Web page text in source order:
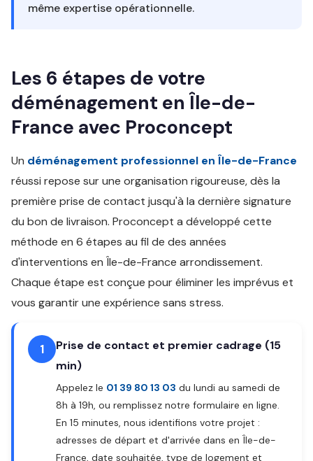
même expertise opérationnelle.
Les 6 étapes de votre
déménagement en Île-de-
France avec Proconcept
Un déménagement professionnel en Île-de-France
réussi repose sur une organisation rigoureuse, dès la
première prise de contact jusqu'à la dernière signature
du bon de livraison. Proconcept a développé cette
méthode en 6 étapes au fil de des années
d'interventions en Île-de-France arrondissement.
Chaque étape est conçue pour éliminer les imprévus et
vous garantir une expérience sans stress.
1
Prise de contact et premier cadrage (15
min)
Appelez le 01 39 80 13 03 du lundi au samedi de
8h à 19h, ou remplissez notre formulaire en ligne.
En 15 minutes, nous identifions votre projet :
adresses de départ et d'arrivée dans en Île-de-
France, date souhaitée, type de logement et